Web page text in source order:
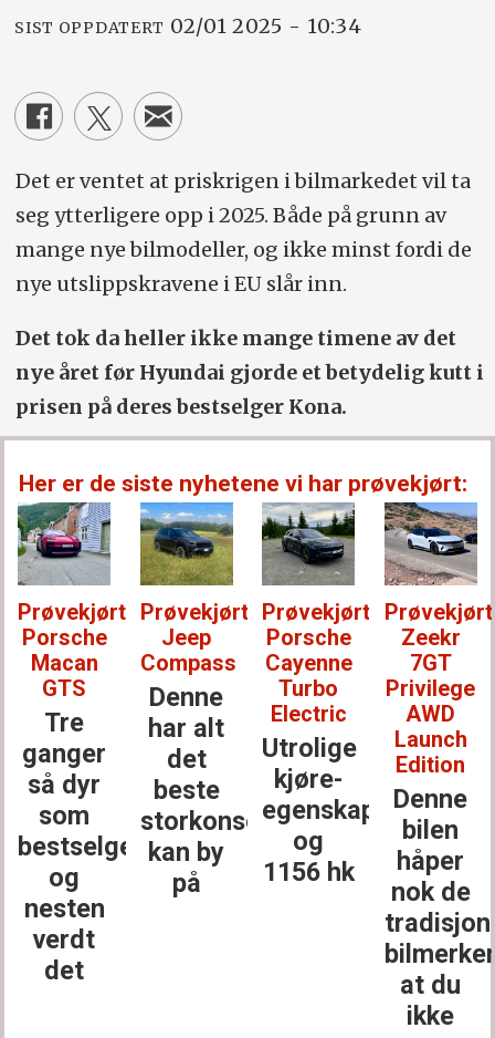
SIST OPPDATERT 02/01 2025 - 10:34
Det er ventet at priskrigen i bilmarkedet vil ta
seg ytterligere opp i 2025. Både på grunn av
mange nye bilmodeller, og ikke minst fordi de
nye utslippskravene i EU slår inn.
Det tok da heller ikke mange timene av det
nye året før Hyundai gjorde et betydelig kutt i
prisen på deres bestselger Kona.
Her er de siste nyhetene vi har prøvekjørt:
Prøvekjørt:
Porsche
Macan
GTS
Tre
ganger
så dyr
som
bestselgerne
og
nesten
verdt
det
Prøvekjørt:
Jeep
Compass
Denne
har alt
det
beste
storkonsernet
kan by
på
Prøvekjørt:
Porsche
Cayenne
Turbo
Electric
Utrolige
kjøre­
egenskaper
og
1156 hk
Zeekr
7GT
Privilege
AWD
Launch
Edition
Denne
bilen
håper
nok de
at du
ikke